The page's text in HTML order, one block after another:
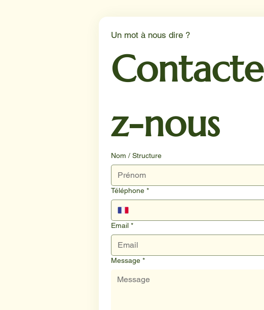
Un mot à nous dire ?
Contacte
z-nous
Nom / Structure
Téléphone *
Email *
Message *